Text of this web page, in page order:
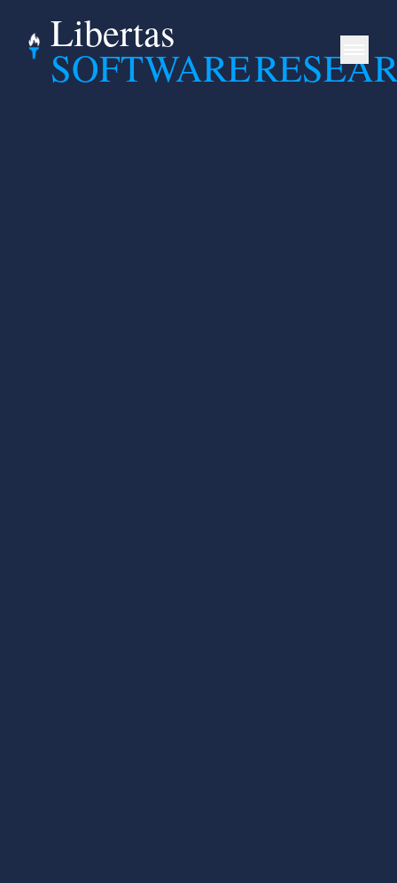
Libertas
SOFTWARE